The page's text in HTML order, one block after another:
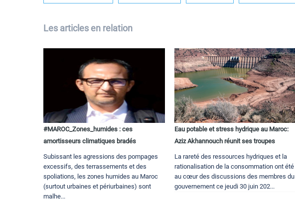
Les articles en relation
#MAROC_Zones_humides : ces
amortisseurs climatiques bradés
Subissant les agressions des pompages
excessifs, des terrassements et des
spoliations, les zones humides au Maroc
(surtout urbaines et périurbaines) sont
malhe...
Eau potable et stress hydrique au Maroc:
Aziz Akhannouch réunit ses troupes
La rareté des ressources hydriques et la
rationalisation de la consommation ont été
au cœur des discussions des membres du
gouvernement ce jeudi 30 juin 202...